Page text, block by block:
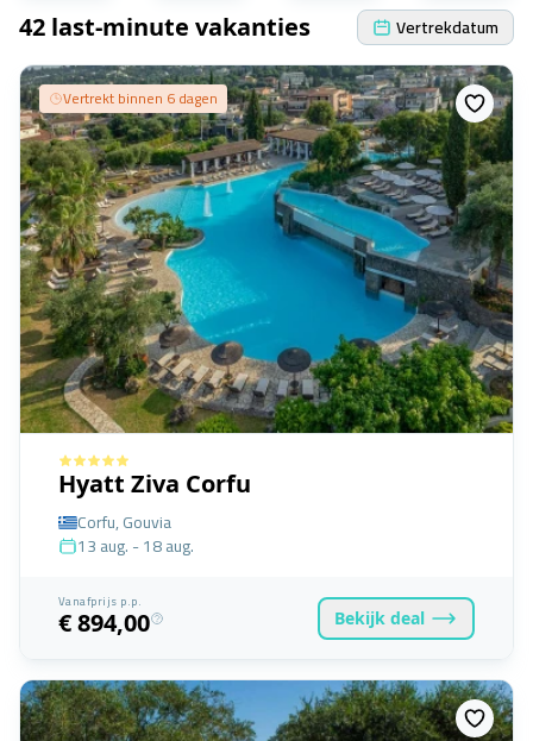
42 last-minute vakanties Vertrekdatum
Vertrekt binnen 6 dagen
Hyatt Ziva Corfu
Corfu, Gouvia
13 aug. - 18 aug.
Vanafprijs p.p.
€ 894,00 Bekijk deal